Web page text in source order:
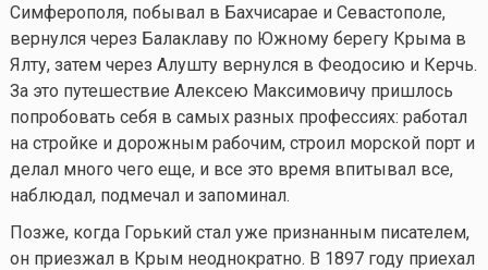
Симферополя, побывал в Бахчисарае и Севастополе,
вернулся через Балаклаву по Южному берегу Крыма в
Ялту, затем через Алушту вернулся в Феодосию и Керчь.
За это путешествие Алексею Максимовичу пришлось
попробовать себя в самых разных профессиях: работал
на стройке и дорожным рабочим, строил морской порт и
делал много чего еще, и все это время впитывал все,
наблюдал, подмечал и запоминал.
Позже, когда Горький стал уже признанным писателем,
он приезжал в Крым неоднократно. В 1897 году приехал